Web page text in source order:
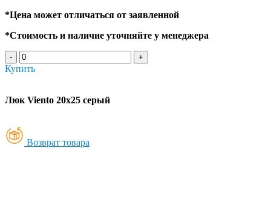
*Цена может отличаться от заявленной
*Стоимость и наличие уточняйте у менеджера
- +
Купить
Люк Viento 20х25 серый
Возврат товара